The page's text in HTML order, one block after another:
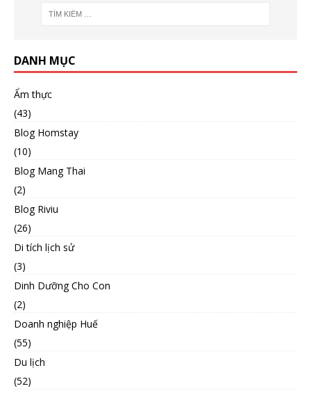
DANH MỤC
Ẩm thực
(43)
Blog Homstay
(10)
Blog Mang Thai
(2)
Blog Riviu
(26)
Di tích lịch sử
(3)
Dinh Dưỡng Cho Con
(2)
Doanh nghiệp Huế
(55)
Du lịch
(52)